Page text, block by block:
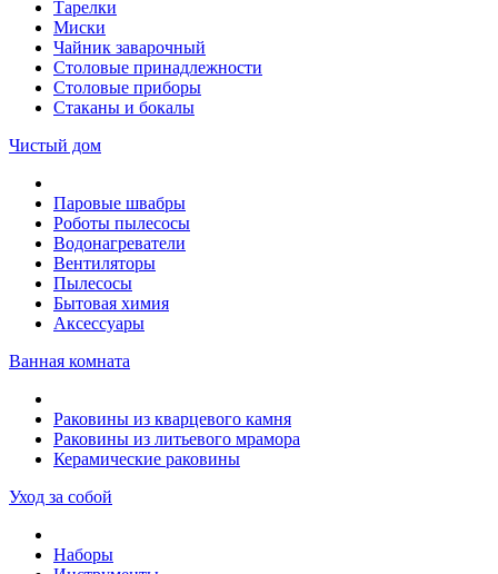
Тарелки
Миски
Чайник заварочный
Столовые принадлежности
Столовые приборы
Стаканы и бокалы
Чистый дом
Паровые швабры
Роботы пылесосы
Водонагреватели
Вентиляторы
Пылесосы
Бытовая химия
Аксессуары
Ванная комната
Раковины из кварцевого камня
Раковины из литьевого мрамора
Керамические раковины
Уход за собой
Наборы